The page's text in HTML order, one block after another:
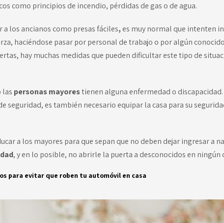
como principios de incendio, pérdidas de gas o de agua.
los ancianos como presas fáciles, es muy normal que intenten
haciéndose pasar por personal de trabajo o por algún
hay muchas medidas que pueden dificultar este tipo de
las personas mayorestienen alguna enfermedad o
seguridad, es también necesario equipar la casa para su
a los mayores para que sepan que no deben dejar ingresar a
, y en lo posible, no abrirle la puerta a desconocidos en ningún
para evitar que roben tu automóvil en casa